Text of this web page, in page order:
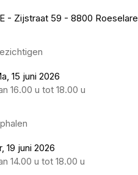
- Zijstraat 59 - 8800 Roeselare
15 juni 2026
16.00 u tot 18.00 u
19 juni 2026
14.00 u tot 18.00 u